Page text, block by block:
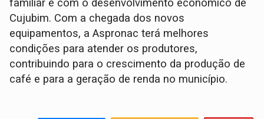
familiar e com o desenvolvimento econômico de
Cujubim. Com a chegada dos novos
equipamentos, a Aspronac terá melhores
condições para atender os produtores,
contribuindo para o crescimento da produção de
café e para a geração de renda no município.